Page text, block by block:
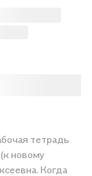
тетрадь
новому
Когда